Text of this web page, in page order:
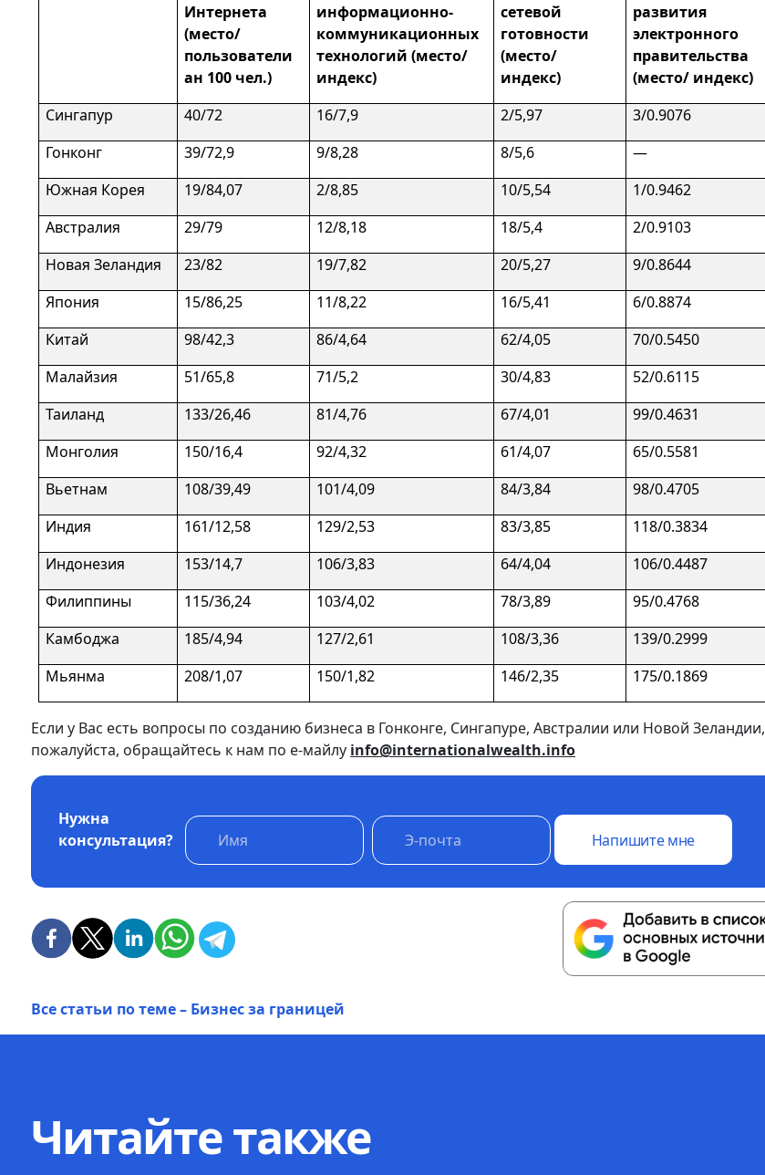
Интернета
(место/
пользователи
ан 100 чел.)
информационно-
коммуникационных
технологий (место/
индекс)
сетевой
готовности
(место/
индекс)
развития
электронного
правительства
(место/ индекс)
Сингапур
40/72 16/7,9 2/5,97
3/0.9076
Гонконг
39/72,9 9/8,28 8/5,6
—
Южная Корея
19/84,07 2/8,85 10/5,54
1/0.9462
Австралия
29/79 12/8,18 18/5,4
2/0.9103
Новая Зеландия
23/82 19/7,82 20/5,27
9/0.8644
Япония
15/86,25 11/8,22 16/5,41
6/0.8874
Китай
98/42,3 86/4,64 62/4,05
70/0.5450
Малайзия
51/65,8 71/5,2 30/4,83
52/0.6115
Таиланд
133/26,46 81/4,76 67/4,01
99/0.4631
Монголия
150/16,4 92/4,32 61/4,07
65/0.5581
Вьетнам
108/39,49 101/4,09 84/3,84
98/0.4705
Индия
161/12,58 129/2,53 83/3,85
118/0.3834
Индонезия
153/14,7 106/3,83 64/4,04
106/0.4487
Филиппины
115/36,24 103/4,02 78/3,89
95/0.4768
Камбоджа
185/4,94 127/2,61 108/3,36
139/0.2999
Мьянма
208/1,07 150/1,82 146/2,35 175/0.1869
Если у Вас есть вопросы по созданию бизнеса в Гонконге, Сингапуре, Австралии или Новой Зеландии,
пожалуйста, обращайтесь к нам по е-майлу info@internationalwealth.info
Нужна
консультация?
Напишите мне
Все статьи по теме – Бизнес за границей
Читайте также